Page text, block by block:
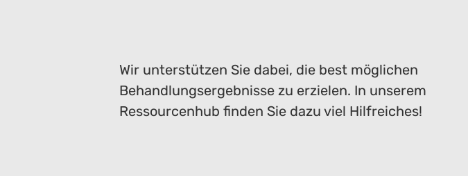
Wir unterstützen Sie dabei, die best möglichen
Behandlungsergebnisse zu erzielen. In unserem
Ressourcenhub finden Sie dazu viel Hilfreiches!